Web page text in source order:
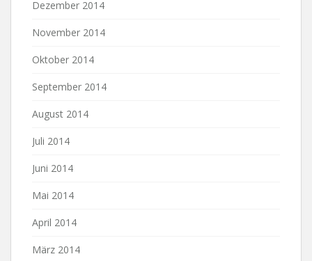
Dezember 2014
November 2014
Oktober 2014
September 2014
August 2014
Juli 2014
Juni 2014
Mai 2014
April 2014
März 2014